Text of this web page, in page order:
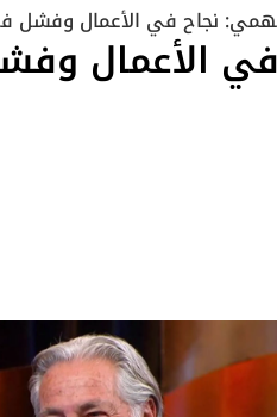
نجاح في الأعمال وفشل
الأعمال